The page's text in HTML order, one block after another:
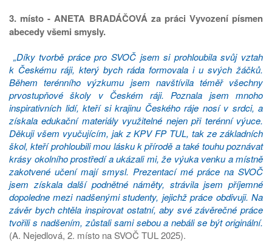
3. místo - ANETA BRADÁČOVÁ za práci Vyvození písmen
abecedy všemi smysly.
„Díky tvorbě práce pro SVOČ jsem si prohloubila svůj vztah
k Českému ráji, který bych ráda formovala i u svých žáčků.
Během terénního výzkumu jsem navštívila téměř všechny
prvostupňové školy v Českém ráji. Poznala jsem mnoho
inspirativních lidí, kteří si krajinu Českého ráje nosí v srdci, a
získala edukační materiály využitelné nejen při terénní výuce.
Děkuji všem vyučujícím, jak z KPV FP TUL, tak ze základních
škol, kteří prohloubili mou lásku k přírodě a také touhu poznávat
krásy okolního prostředí a ukázali mi, že výuka venku a místně
zakotvené učení mají smysl. Prezentací mé práce na SVOČ
jsem získala další podnětné náměty, strávila jsem příjemné
dopoledne mezi nadšenými studenty, jejichž práce obdivuji. Na
závěr bych chtěla inspirovat ostatní, aby své závěrečné práce
tvořili s nadšením, zůstali sami sebou a nebáli se být originální.
(A. Nejedlová, 2. místo na SVOČ TUL 2025).